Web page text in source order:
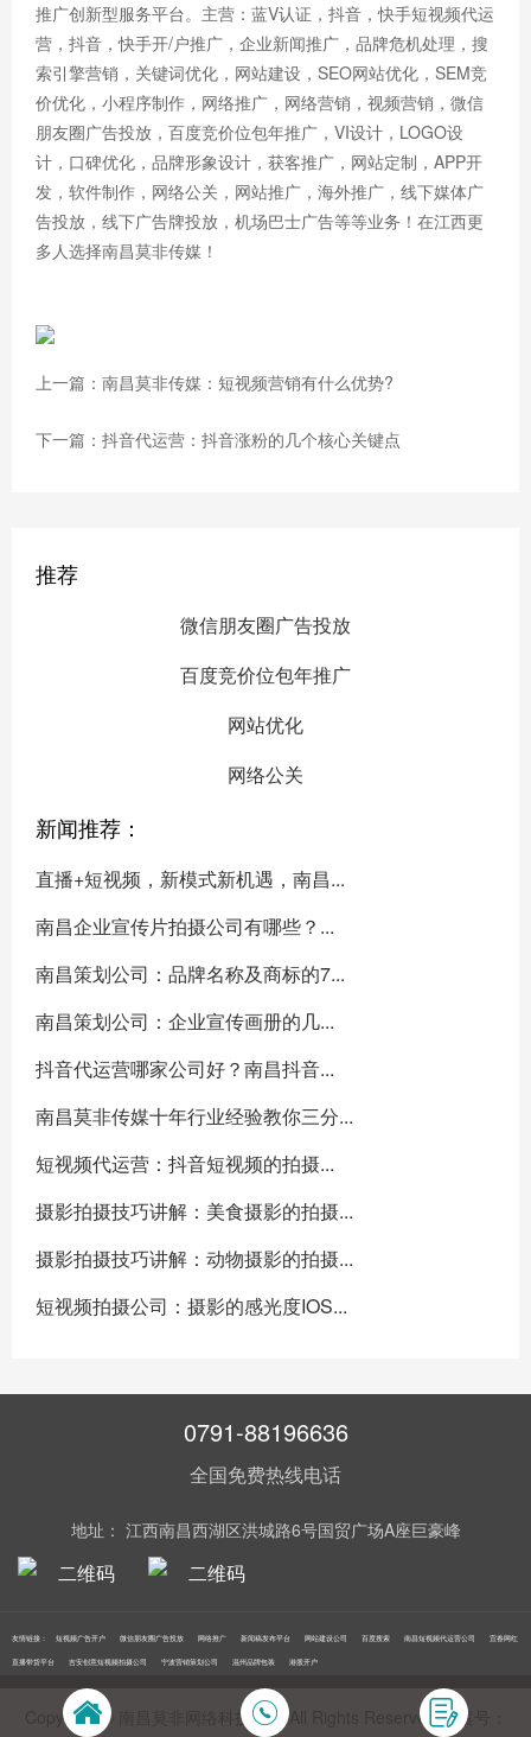
推广创新型服务平台。主营：蓝V认证，抖音，快手短视频代运
营，抖音，快手开/户推广，企业新闻推广，品牌危机处理，搜
索引擎营销，关键词优化，网站建设，SEO网站优化，SEM竞
价优化，小程序制作，网络推广，网络营销，视频营销，微信
朋友圈广告投放，百度竞价位包年推广，VI设计，LOGO设
计，口碑优化，品牌形象设计，获客推广，网站定制，APP开
发，软件制作，网络公关，网站推广，海外推广，线下媒体广
告投放，线下广告牌投放，机场巴士广告等等业务！在江西更
多人选择南昌莫非传媒！
上一篇：南昌莫非传媒：短视频营销有什么优势?
下一篇：抖音代运营：抖音涨粉的几个核心关键点
推荐
微信朋友圈广告投放
百度竞价位包年推广
网站优化
网络公关
新闻推荐：
直播+短视频，新模式新机遇，南昌...
南昌企业宣传片拍摄公司有哪些？...
南昌策划公司：品牌名称及商标的7...
南昌策划公司：企业宣传画册的几...
抖音代运营哪家公司好？南昌抖音...
南昌莫非传媒十年行业经验教你三分...
短视频代运营：抖音短视频的拍摄...
摄影拍摄技巧讲解：美食摄影的拍摄...
摄影拍摄技巧讲解：动物摄影的拍摄...
短视频拍摄公司：摄影的感光度IOS...
0791-88196636
全国免费热线电话
地址： 江西南昌西湖区洪城路6号国贸广场A座巨豪峰
友情链接： 短视频广告开户 微信朋友圈广告投放 网络推广 新闻稿发布平台 网站建设公司 百度搜索 南昌短视频代运营公司 宜春网红
直播带货平台 吉安创意短视频拍摄公司 宁波营销策划公司 温州品牌包装 港股开户
Copyright © 南昌莫非网络科技公司 All Rights Reserved 备案号：